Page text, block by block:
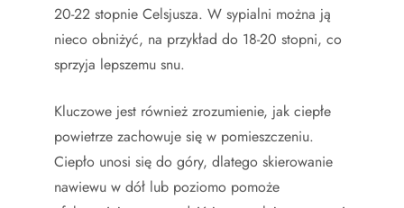
20-22 stopnie Celsjusza. W sypialni można ją
nieco obniżyć, na przykład do 18-20 stopni, co
sprzyja lepszemu snu.
Kluczowe jest również zrozumienie, jak ciepłe
powietrze zachowuje się w pomieszczeniu.
Ciepło unosi się do góry, dlatego skierowanie
nawiewu w dół lub poziomo pomoże